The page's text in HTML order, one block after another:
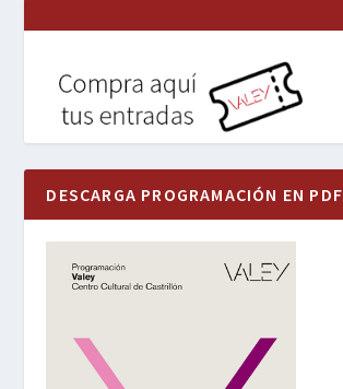
DESCARGA PROGRAMACIÓN EN PDF